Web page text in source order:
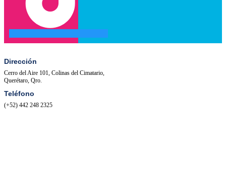
Dirección
Cerro del Aire 101, Colinas del Cimatario,
Querétaro, Qro.
Teléfono
(+52) 442 248 2325